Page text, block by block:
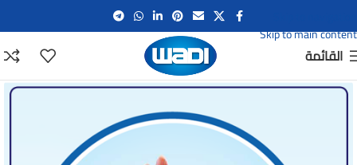
Skip to main content
القائمة